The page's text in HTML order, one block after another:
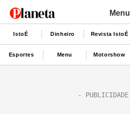
Menu
IstoÉ Dinheiro Revista IstoÉ
Esportes Menu Motorshow